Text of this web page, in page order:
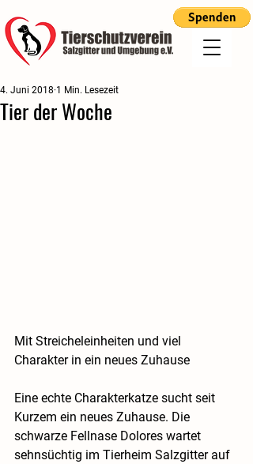
Tier der Woche
4. Juni 2018 1 Min. Lesezeit
Mit Streicheleinheiten und viel
Charakter in ein neues Zuhause
Eine echte Charakterkatze sucht seit
Kurzem ein neues Zuhause. Die
schwarze Fellnase Dolores wartet
sehnsüchtig im Tierheim Salzgitter auf